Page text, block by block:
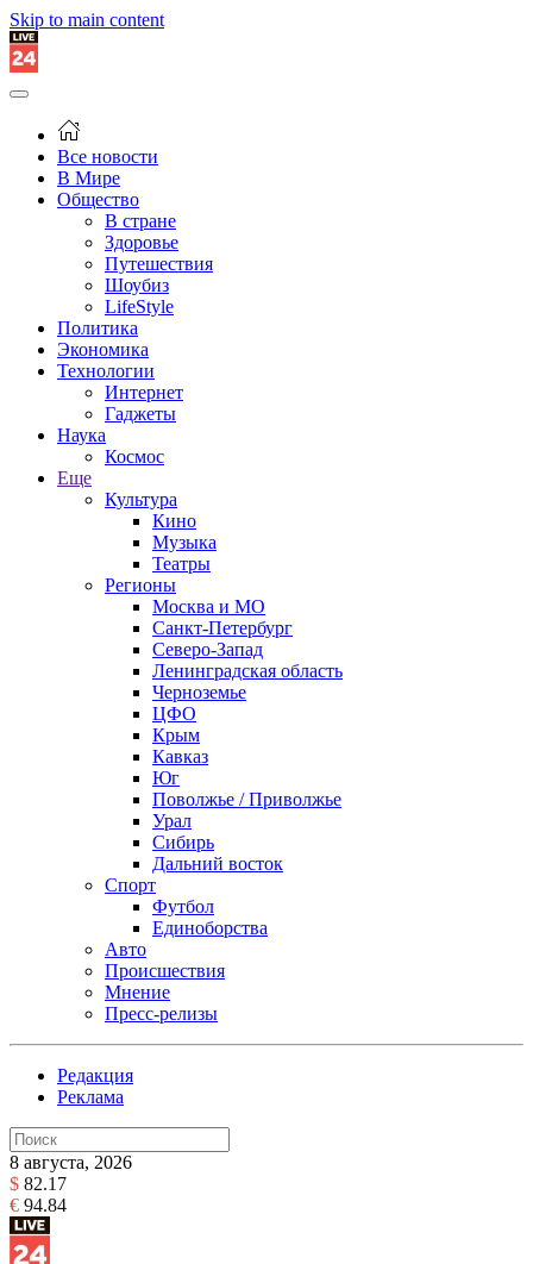
Skip to main content
Все новости
В Мире
Общество
В стране
Здоровье
Путешествия
Шоубиз
LifeStyle
Политика
Экономика
Технологии
Интернет
Гаджеты
Наука
Космос
Еще
Культура
Кино
Музыка
Театры
Регионы
Москва и МО
Санкт-Петербург
Северо-Запад
Ленинградская область
Черноземье
ЦФО
Крым
Кавказ
Юг
Поволжье / Приволжье
Урал
Сибирь
Дальний восток
Спорт
Футбол
Единоборства
Авто
Происшествия
Мнение
Пресс-релизы
Редакция
Реклама
8 августа, 2026
$ 82.17
€ 94.84